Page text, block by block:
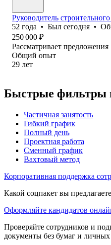
Руководитель
52 года • Был сегодня •
250 000 ₽
Рассматривает предложения
Общий опыт
29 лет
Быстрые фильтры
Частичная занятость
Гибкий график
Полный день
Проектная работа
Сменный график
Вахтовый метод
Корпоративная поддержка
Какой соцпакет вы
Оформляйте кандидатов
Проверяйте сотрудников и
документы без бумаг и личных